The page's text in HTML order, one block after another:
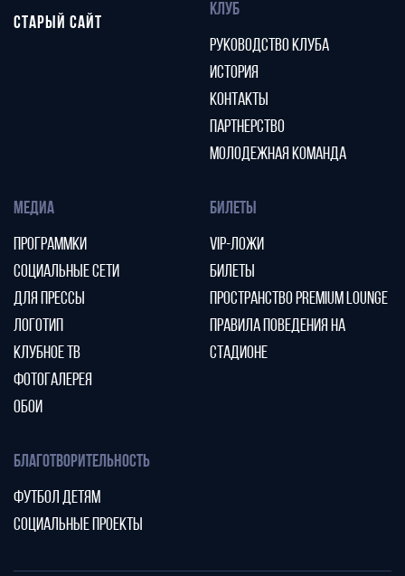
СТАРЫЙ САЙТ
КЛУБ
РУКОВОДСТВО КЛУБА
ИСТОРИЯ
КОНТАКТЫ
ПАРТНЕРСТВО
МОЛОДЕЖНАЯ КОМАНДА
МЕДИА
ПРОГРАММКИ
СОЦИАЛЬНЫЕ СЕТИ
ДЛЯ ПРЕССЫ
ЛОГОТИП
КЛУБНОЕ ТВ
ФОТОГАЛЕРЕЯ
ОБОИ
БИЛЕТЫ
VIP-ЛОЖИ
БИЛЕТЫ
ПРОСТРАНСТВО PREMIUM LOUNGE
ПРАВИЛА ПОВЕДЕНИЯ НА
СТАДИОНЕ
БЛАГОТВОРИТЕЛЬНОСТЬ
ФУТБОЛ ДЕТЯМ
СОЦИАЛЬНЫЕ ПРОЕКТЫ